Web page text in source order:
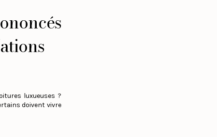
luxueuses ?
doivent vivre